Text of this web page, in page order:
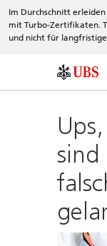
Im Durchschnitt
mit Turbo-Zertifikaten.
und nicht für
sind